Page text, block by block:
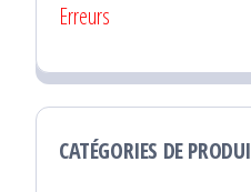
Erreurs
CATÉGORIES DE